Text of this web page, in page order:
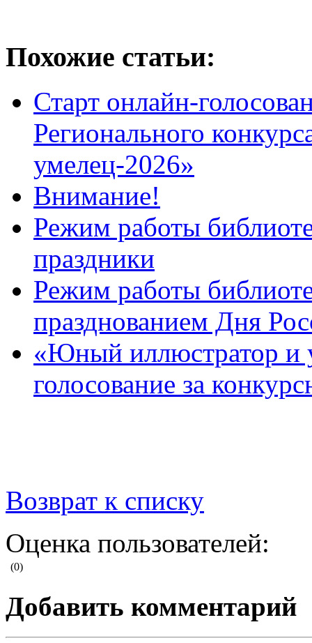
Похожие статьи:
Старт онлайн-
Регионального
умелец-2026»
Внимание!
Режим работы
праздники
Режим работы
празднованием Дня
«Юный иллюстратор и
голосование за
Возврат к списку
Оценка пользователей:
(0)
Добавить комментарий